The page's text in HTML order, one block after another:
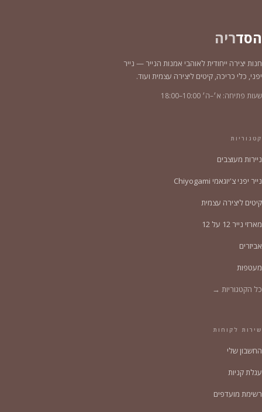
הסדריה
חנות יצירה ייחודית לאוהבי אמנות הנייר — נייר
יפני, כלי כריכה, קיטים ליצירה עצמית ועוד.
שעות פתיחה: א׳–ה׳ 10:00–18:00
קטגוריות
ניירות מעוצבים
נייר יפני צ'יוגאמי Chiyogami
קיטים ליצירה עצמית
מארזי נייר 12 על 12
אביזרים
מעטפות
כל הקטגוריות →
שירות לקוחות
החשבון שלי
עגלת קניות
רשימת מועדפים